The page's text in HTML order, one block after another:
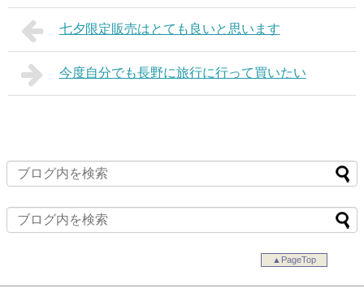
七夕限定販売はとても良いと思います
今度自分でも長野に旅行に行って買いたい
▲PageTop